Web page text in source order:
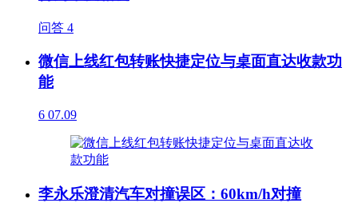
问答 4
微信上线红包转账快捷定位与桌面直达收款功
能
6 07.09
李永乐澄清汽车对撞误区：60km/h对撞